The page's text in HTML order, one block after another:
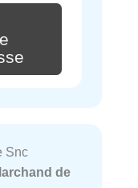
Snc
de